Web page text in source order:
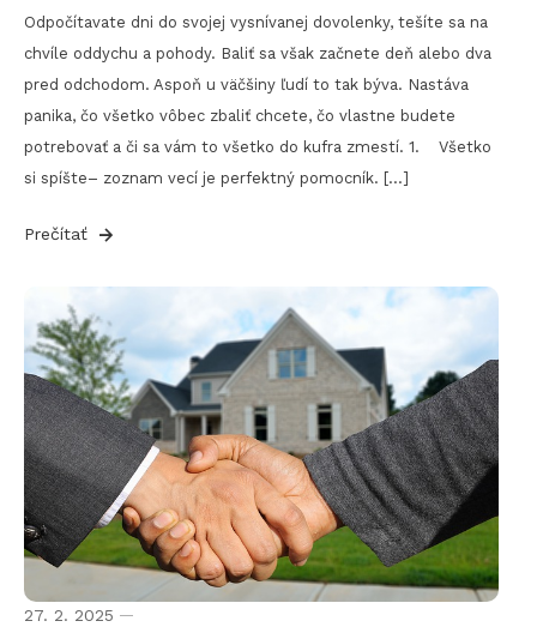
Odpočítavate dni do svojej vysnívanej dovolenky, tešíte sa na
chvíle oddychu a pohody. Baliť sa však začnete deň alebo dva
pred odchodom. Aspoň u väčšiny ľudí to tak býva. Nastáva
panika, čo všetko vôbec zbaliť chcete, čo vlastne budete
potrebovať a či sa vám to všetko do kufra zmestí. 1. Všetko
si spíšte– zoznam vecí je perfektný pomocník. […]
Prečítať
27. 2. 2025